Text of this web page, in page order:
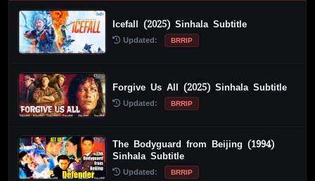
Icefall (2025) Sinhala Subtitle
Updated: BRRIP
Forgive Us All (2025) Sinhala Subtitle
Updated: BRRIP
The Bodyguard from Beijing (1994)
Sinhala Subtitle
Updated: BRRIP